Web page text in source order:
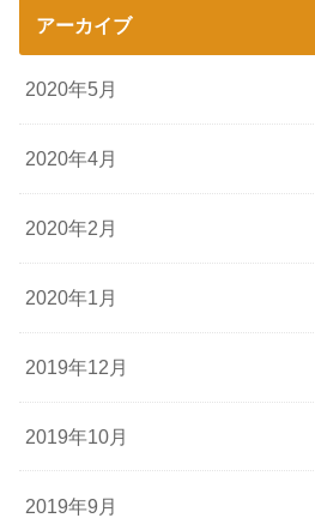
アーカイブ
2020年5月
2020年4月
2020年2月
2020年1月
2019年12月
2019年10月
2019年9月